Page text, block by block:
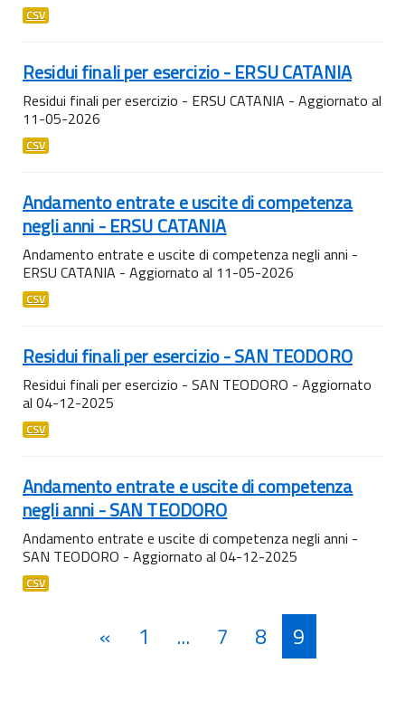
CSV
Residui finali per esercizio - ERSU CATANIA
Residui finali per esercizio - ERSU CATANIA - Aggiornato al
11-05-2026
CSV
Andamento entrate e uscite di competenza
negli anni - ERSU CATANIA
Andamento entrate e uscite di competenza negli anni -
ERSU CATANIA - Aggiornato al 11-05-2026
CSV
Residui finali per esercizio - SAN TEODORO
Residui finali per esercizio - SAN TEODORO - Aggiornato
al 04-12-2025
CSV
Andamento entrate e uscite di competenza
negli anni - SAN TEODORO
Andamento entrate e uscite di competenza negli anni -
SAN TEODORO - Aggiornato al 04-12-2025
CSV
« 1 ... 7 8 9